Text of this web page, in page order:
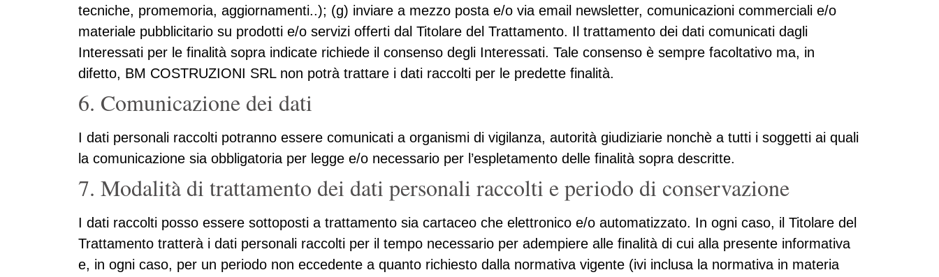
tecniche, promemoria, aggiornamenti..); (g) inviare a mezzo posta e/o via email newsletter, comunicazioni commerciali e/o
materiale pubblicitario su prodotti e/o servizi offerti dal Titolare del Trattamento. Il trattamento dei dati comunicati dagli
Interessati per le finalità sopra indicate richiede il consenso degli Interessati. Tale consenso è sempre facoltativo ma, in
difetto, BM COSTRUZIONI SRL non potrà trattare i dati raccolti per le predette finalità.
6. Comunicazione dei dati
I dati personali raccolti potranno essere comunicati a organismi di vigilanza, autorità giudiziarie nonchè a tutti i soggetti ai quali
la comunicazione sia obbligatoria per legge e/o necessario per l’espletamento delle finalità sopra descritte.
7. Modalità di trattamento dei dati personali raccolti e periodo di conservazione
I dati raccolti posso essere sottoposti a trattamento sia cartaceo che elettronico e/o automatizzato. In ogni caso, il Titolare del
Trattamento tratterà i dati personali raccolti per il tempo necessario per adempiere alle finalità di cui alla presente informativa
e, in ogni caso, per un periodo non eccedente a quanto richiesto dalla normativa vigente (ivi inclusa la normativa in materia